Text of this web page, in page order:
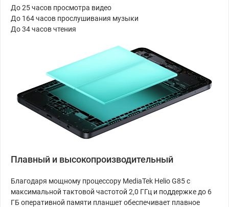
До 25 часов просмотра видео
До 164 часов прослушивания музыки
До 34 часов чтения
Плавный и высокопроизводительный
Благодаря мощному процессору MediaTek Helio G85 с
максимальной тактовой частотой 2,0 ГГц и поддержке до 6
ГБ оперативной памяти планшет обеспечивает плавное